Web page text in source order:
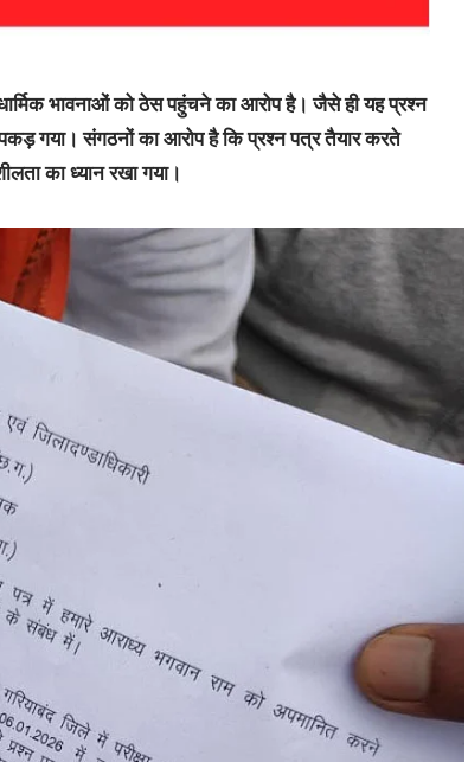
भावनाओं को ठेस पहुंचने का आरोप है। जैसे ही यह प्रश्न
गया। संगठनों का आरोप है कि प्रश्न पत्र तैयार करते
का ध्यान रखा गया।